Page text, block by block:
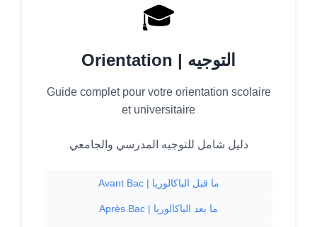
🎓
Orientation | التوجيه
Guide complet pour votre orientation scolaire
et universitaire
دليل شامل للتوجيه المدرسي والجامعي
Avant Bac | ما قبل الباكالوريا
Après Bac | ما بعد الباكالوريا